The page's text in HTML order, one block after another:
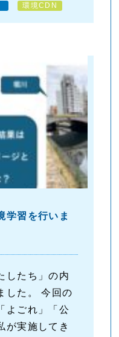
環境CDN
学習を行いま
したち」の内
した。 今回の
よごれ」「公
が実施してき